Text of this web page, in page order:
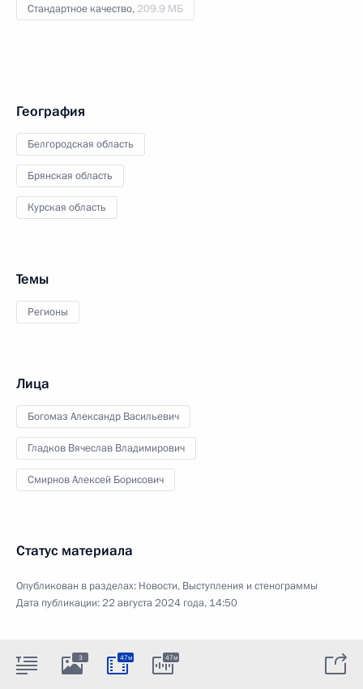
Стандартное качество, 209.9 МБ
География
Белгородская область
Брянская область
Курская область
Темы
Регионы
Лица
Богомаз Александр Васильевич
Гладков Вячеслав Владимирович
Смирнов Алексей Борисович
Статус материала
Опубликован в разделах: Новости, Выступления и стенограммы
Дата публикации:22 августа 2024 года, 14:50
3 47м 47м